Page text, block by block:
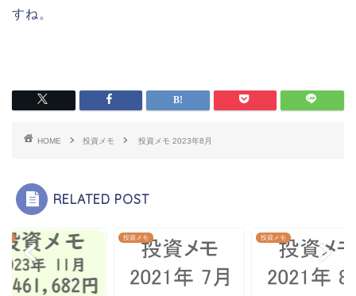
すね。
HOME 投資メモ 投資メモ 2023年8月
RELATED POST
投資メモ 投資メモ